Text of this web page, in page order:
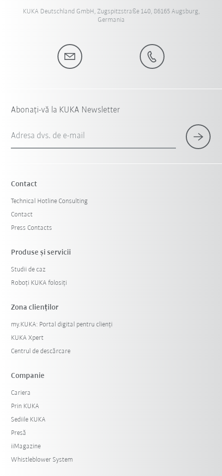
KUKA Deutschland GmbH, Zugspitzstraße 140, 86165 Augsburg,
Germania
Abonați-vă la KUKA Newsletter
Adresa dvs. de e-mail
Contact
Technical Hotline Consulting
Contact
Press Contacts
Produse şi servicii
Studii de caz
Roboți KUKA folosiți
Zona clienților
my.KUKA: Portal digital pentru clienți
KUKA Xpert
Centrul de descărcare
Companie
Cariera
Prin KUKA
Sediile KUKA
Presă
iiMagazine
Whistleblower System